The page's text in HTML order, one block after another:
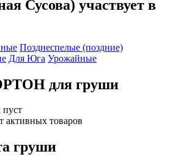
Сусова) участвует в
Позднеспелые (поздние)
Для Юга Урожайные
для груши
пуст
товаров
груши